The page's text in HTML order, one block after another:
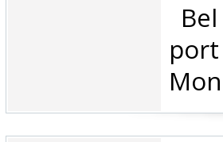
port